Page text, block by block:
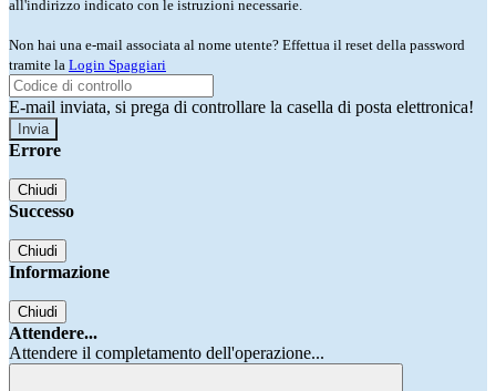
all'indirizzo indicato con le istruzioni necessarie.
Non hai una e-mail associata al nome utente? Effettua il reset della password
tramite la Login Spaggiari
E-mail inviata, si prega di controllare la casella di posta elettronica!
Errore
Chiudi
Successo
Chiudi
Informazione
Chiudi
Attendere...
Attendere il completamento dell'operazione...